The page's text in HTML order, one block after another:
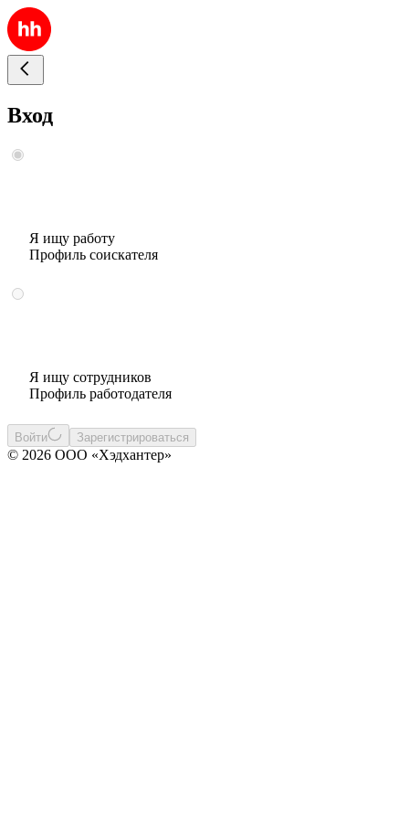
Вход
Я ищу работу
Профиль соискателя
Я ищу сотрудников
Профиль работодателя
Войти Зарегистрироваться
© 2026 ООО «Хэдхантер»